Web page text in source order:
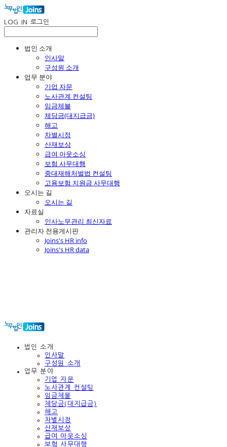
LOG IN 로그인
법인 소개
인사말
구성원 소개
업무 분야
기업 자문
노사관계 컨설팅
임금체불
체당금(대지급금)
해고
차별시정
산재보상
급여 아웃소싱
보험 사무대행
중대재해처벌법 컨설팅
고용보험 지원금 사무대행
오시는 길
오시는 길
자료실
인사노무관리 최신자료
관리자 전용게시판
Joins's HR info
Joins's HR data
법인 소개
인사말
구성원 소개
업무 분야
기업 자문
노사관계 컨설팅
임금체불
체당금(대지급금)
해고
차별시정
산재보상
급여 아웃소싱
보험 사무대행